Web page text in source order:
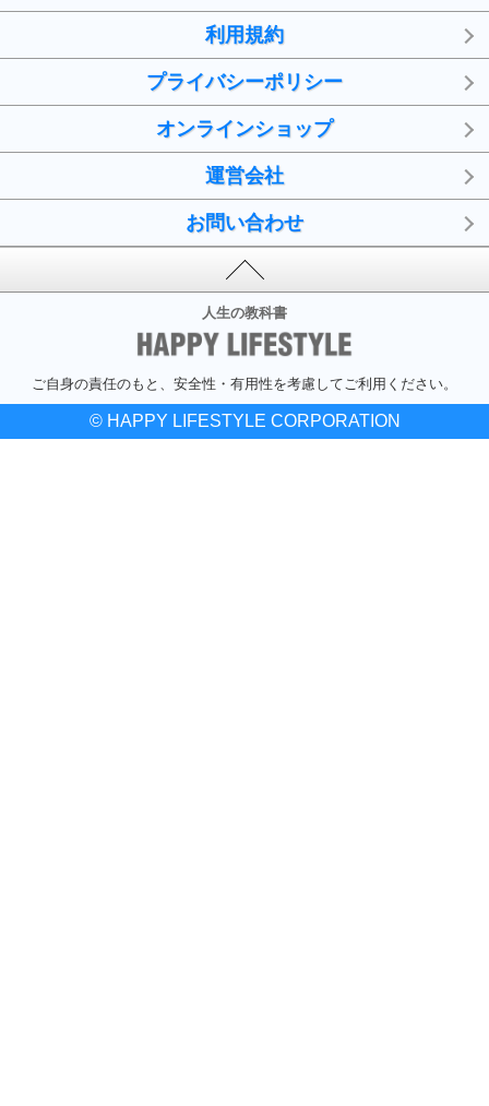
利用規約
プライバシーポリシー
オンラインショップ
運営会社
お問い合わせ
人生の教科書
ご自身の責任のもと、安全性・有用性を考慮してご利用ください。
© HAPPY LIFESTYLE CORPORATION